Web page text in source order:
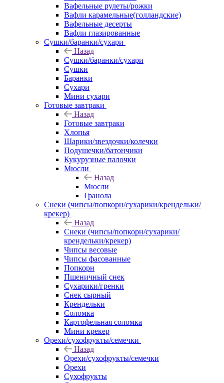
Вафельные рулеты/рожки
Вафли карамельные(голландские)
Вафельные десерты
Вафли глазированные
Сушки/баранки/сухари
Назад
Сушки/баранки/сухари
Сушки
Баранки
Сухари
Мини сухари
Готовые завтраки
Назад
Готовые завтраки
Хлопья
Шарики/звездочки/колечки
Подушечки/батончики
Кукурузные палочки
Мюсли
Назад
Мюсли
Гранола
Снеки (чипсы/попкорн/сухарики/крендельки/
крекер)
Назад
Снеки (чипсы/попкорн/сухарики/
крендельки/крекер)
Чипсы весовые
Чипсы фасованные
Попкорн
Пшеничный снек
Сухарики/гренки
Снек сырный
Крендельки
Соломка
Картофельная соломка
Мини крекер
Орехи/сухофрукты/семечки
Назад
Орехи/сухофрукты/семечки
Орехи
Сухофрукты